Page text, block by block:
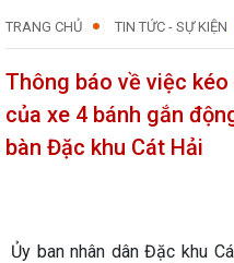
TRANG CHỦ TIN TỨC - SỰ KIỆN
Thông báo về việc
của xe 4 bánh gắn
bàn Đặc khu Cát Hải
Ủy ban nhân dân Đặc khu